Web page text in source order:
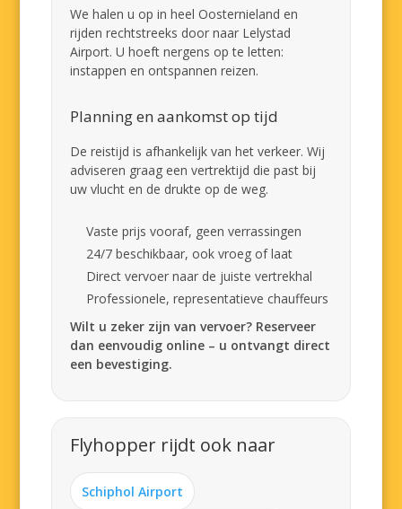
We halen u op in heel Oosternieland en
rijden rechtstreeks door naar Lelystad
Airport. U hoeft nergens op te letten:
instappen en ontspannen reizen.
Planning en aankomst op tijd
De reistijd is afhankelijk van het verkeer. Wij
adviseren graag een vertrektijd die past bij
uw vlucht en de drukte op de weg.
Vaste prijs vooraf, geen verrassingen
24/7 beschikbaar, ook vroeg of laat
Direct vervoer naar de juiste vertrekhal
Professionele, representatieve chauffeurs
Wilt u zeker zijn van vervoer? Reserveer
dan eenvoudig online – u ontvangt direct
een bevestiging.
Flyhopper rijdt ook naar
Schiphol Airport